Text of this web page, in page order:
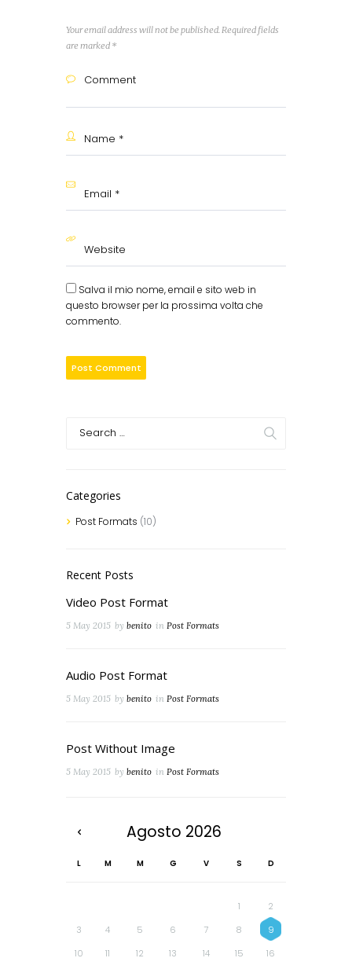
Your email address will not be published. Required fields
are marked *
Salva il mio nome, email e sito web in
questo browser per la prossima volta che
commento.
Categories
Post Formats (10)
Recent Posts
Video Post Format
5 May 2015 by benito in Post Formats
Audio Post Format
5 May 2015 by benito in Post Formats
Post Without Image
5 May 2015 by benito in Post Formats
Agosto 2026
L M M G V S D
1
2
3
4 5 6 7 8
9
10
11 12 13 14 15
16